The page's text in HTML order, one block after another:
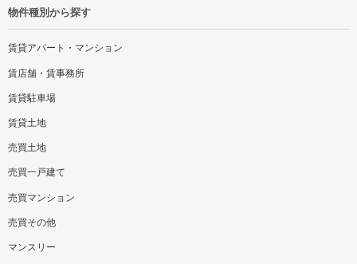
物件種別から探す
賃貸アパート・マンション
賃店舗・賃事務所
賃貸駐車場
賃貸土地
売買土地
売買一戸建て
売買マンション
売買その他
マンスリー